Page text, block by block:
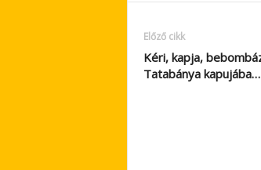
Előző cikk
Kéri, kapja,
Tatabánya kapujába…